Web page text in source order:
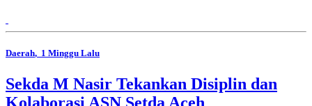
Daerah, 1 Minggu Lalu
Sekda M Nasir Tekankan Disiplin dan
Kolaborasi ASN Setda Aceh